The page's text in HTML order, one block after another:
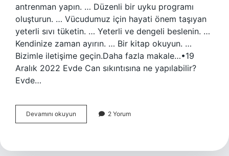
antrenman yapın. … Düzenli bir uyku programı
oluşturun. … Vücudumuz için hayati önem taşıyan
yeterli sıvı tüketin. … Yeterli ve dengeli beslenin. …
Kendinize zaman ayırın. … Bir kitap okuyun. …
Bizimle iletişime geçin.Daha fazla makale…•19
Aralık 2022 Evde Can sıkıntısına ne yapılabilir?
Evde…
Devamını okuyun
Sıkıntısından
Ne
2 Yorum